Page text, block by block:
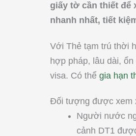
giấy tờ cần thiết để
nhanh nhất, tiết
Với Thẻ tạm trú thời
hợp pháp, lâu dài,
visa. Có thể gia hạn
Đối tượng được xem
Người nước
cảnh DT1